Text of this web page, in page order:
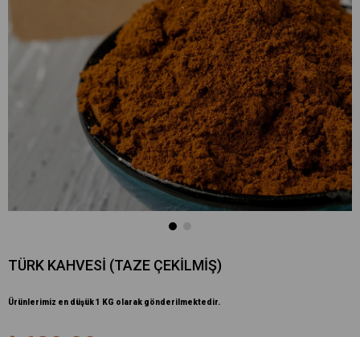
TÜRK KAHVESİ (TAZE ÇEKİLMİŞ)
Ürünlerimiz en düşük 1 KG olarak gönderilmektedir.